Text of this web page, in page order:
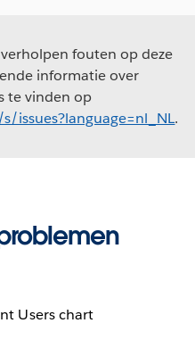
fouten op deze
informatie over
te vinden op
issues?language=nl_NL.
Users chart